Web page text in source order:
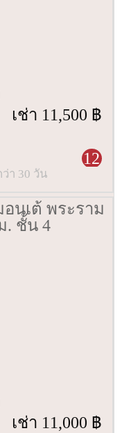
เช่า 11,500 ฿
12
า 30 วัน
อนเต้ พระราม
. ชั้น 4
เช่า 11,000 ฿